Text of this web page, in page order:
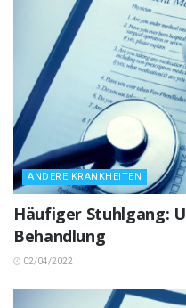
ANDERE KRANKHEITEN
Häufiger Stuhlgang:
Behandlung
02/04/2022